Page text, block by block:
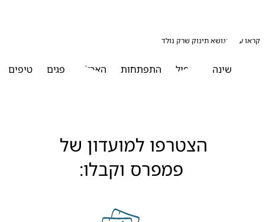
עוד בנושא תינוק שרק נולד
טיפול התפתחות האכלה טיפים
הצטרפו למועדון של
פמפרס וקבלו: